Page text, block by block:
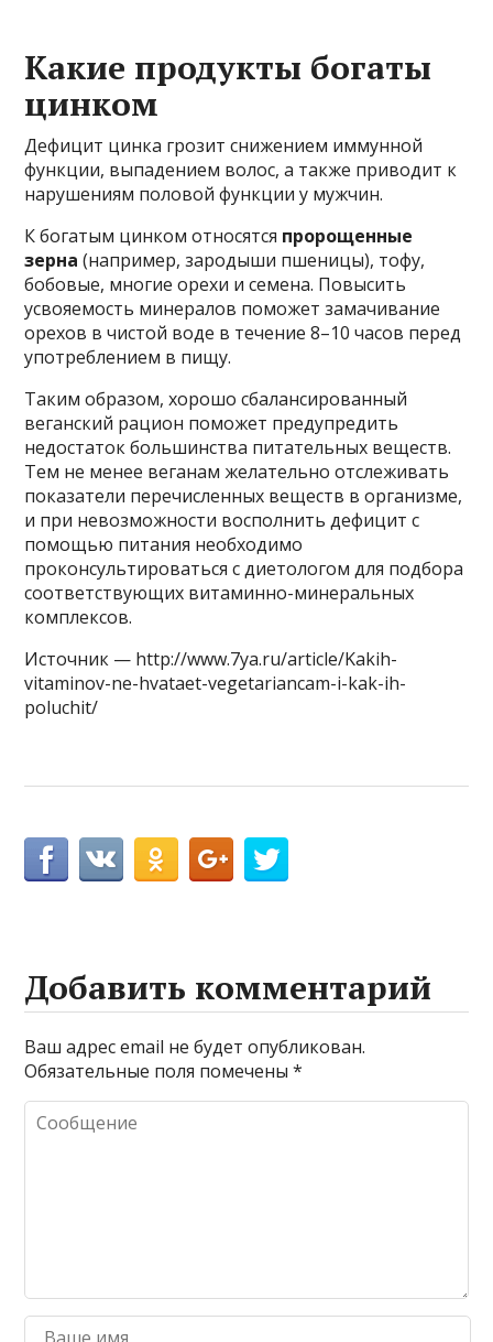
Какие продукты богаты
цинком
Дефицит цинка грозит снижением иммунной
функции, выпадением волос, а также приводит к
нарушениям половой функции у мужчин.
К богатым цинком относятся пророщенные
зерна (например, зародыши пшеницы), тофу,
бобовые, многие орехи и семена. Повысить
усвояемость минералов поможет замачивание
орехов в чистой воде в течение 8–10 часов перед
употреблением в пищу.
Таким образом, хорошо сбалансированный
веганский рацион поможет предупредить
недостаток большинства питательных веществ.
Тем не менее веганам желательно отслеживать
показатели перечисленных веществ в организме,
и при невозможности восполнить дефицит с
помощью питания необходимо
проконсультироваться с диетологом для подбора
соответствующих витаминно-минеральных
комплексов.
Источник — http://www.7ya.ru/article/Kakih-
vitaminov-ne-hvataet-vegetariancam-i-kak-ih-
poluchit/
Добавить комментарий
Ваш адрес email не будет опубликован.
Обязательные поля помечены*